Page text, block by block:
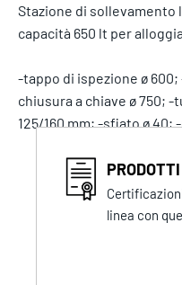
Stazione di sollevamento
capacità 650 lt per
-tappo di ispezione ø
chiusura a chiave ø 750; -
125/160 mm; -sfiato ø 40;
linea con